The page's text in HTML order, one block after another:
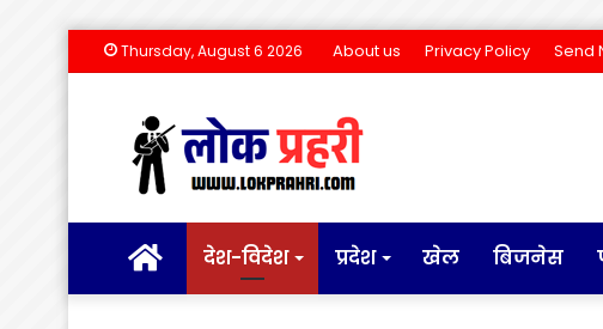
Thursday, August 6 2026 About us Privacy Policy Send
होम देश-विदेश प्रदेश खेल बिजनेस